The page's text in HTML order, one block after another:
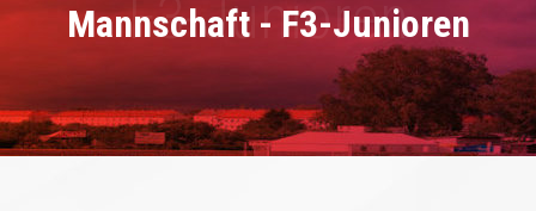
Mannschaft - F3-Junioren